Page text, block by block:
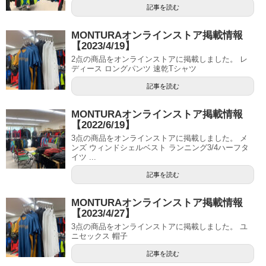
記事を読む
MONTURAオンラインストア掲載情報
【2023/4/19】
2点の商品をオンラインストアに掲載しました。 レ
ディース ロングパンツ 速乾Tシャツ
記事を読む
MONTURAオンラインストア掲載情報
【2022/6/19】
3点の商品をオンラインストアに掲載しました。 メ
ンズ ウィンドシェルベスト ランニング3/4ハーフタ
イツ ...
記事を読む
MONTURAオンラインストア掲載情報
【2023/4/27】
3点の商品をオンラインストアに掲載しました。 ユ
ニセックス 帽子
記事を読む